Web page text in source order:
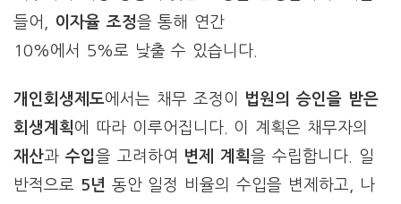
들어,
이자율 조정을 통해 연간
10%에서 5%로 낮출 수 있습니다.
개인회생제도에서는 채무 조정이 법원의 승인을 받은
회생계획에 따라 이루어집니다. 이 계획은 채무자의
재산과 수입을 고려하여 변제 계획을 수립합니다. 일
반적으로 5년 동안 일정 비율의 수입을 변제하고, 나